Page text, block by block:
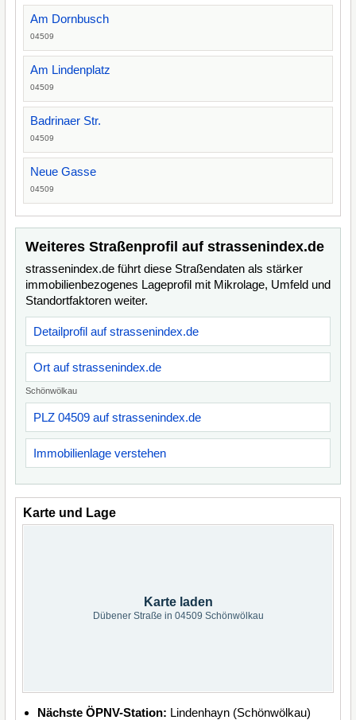
Am Dornbusch
04509
Am Lindenplatz
04509
Badrinaer Str.
04509
Neue Gasse
04509
Weiteres Straßenprofil auf strassenindex.de
strassenindex.de führt diese Straßendaten als stärker
immobilienbezogenes Lageprofil mit Mikrolage, Umfeld und
Standortfaktoren weiter.
Detailprofil auf strassenindex.de
Ort auf strassenindex.de
Schönwölkau
PLZ 04509 auf strassenindex.de
Immobilienlage verstehen
Karte und Lage
Karte laden
Dübener Straße in 04509 Schönwölkau
Nächste ÖPNV-Station: Lindenhayn (Schönwölkau)